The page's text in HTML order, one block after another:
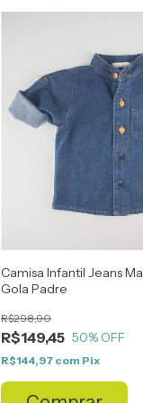
Camisa Infantil Jeans
Gola Padre
R$149,45
R$298,90
50% OFF
R$144,97 com Pix